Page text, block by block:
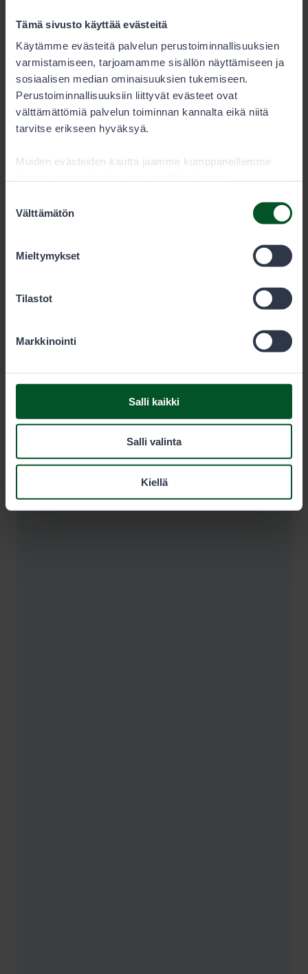
Tämä sivusto käyttää evästeitä
Käytämme evästeitä palvelun perustoiminnallisuuksien
varmistamiseen, tarjoamamme sisällön näyttämiseen ja
sosiaalisen median ominaisuuksien tukemiseen.
Perustoiminnallisuuksiin liittyvät evästeet ovat
välttämättömiä palvelun toiminnan kannalta eikä niitä
tarvitse erikseen hyväksyä.
Muiden evästeiden kautta jaamme kumppaneillemme
tietoihin, joita olet antanut heille tai joita on kerätty, kun
olet käyttänyt heidän palvelujaan. Voit sallia haluamasi
valinta
Välttämätön
Mieltymykset
Tilastot
Markkinointi
Salli kaikki
Salli valinta
Kiellä